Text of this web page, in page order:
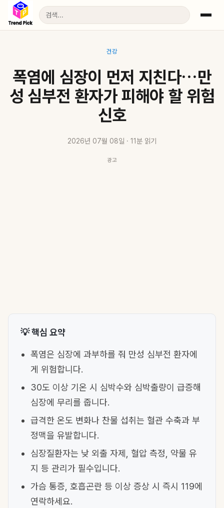
건강
폭염에 심장이 먼저 지친다…만
성 심부전 환자가 피해야 할 위험
신호
2026년 07월 08일 · 11분 읽기
광고
💡 핵심 요약
폭염은 심장에 과부하를 줘 만성 심부전 환자에
게 위험합니다.
30도 이상 기온 시 심박수와 심박출량이 급증해
심장에 무리를 줍니다.
급격한 온도 변화나 찬물 섭취는 혈관 수축과 부
정맥을 유발합니다.
심장질환자는 낮 외출 자제, 혈압 측정, 약물 유
지 등 관리가 필수입니다.
가슴 통증, 호흡곤란 등 이상 증상 시 즉시 119에
연락하세요.